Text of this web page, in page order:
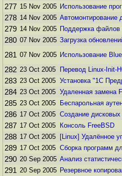
277 15 Nov 2005 Использование
278 14 Nov 2005 Автомонтирование
279 14 Nov 2005 Поддержка файлов
280 07 Nov 2005 Загрузка
281 07 Nov 2005 Использование
282 23 Oct 2005 Перевод Linux-Init-
283 23 Oct 2005 Установка "1С
284 23 Oct 2005 Удаленная замена
285 23 Oct 2005 Беспарольная
286 17 Oct 2005 Создание
287 17 Oct 2005 Консоль FreeBSD
288 17 Oct 2005 [Linux] Удалённое
289 17 Oct 2005 Сборка программ
290 20 Sep 2005 Анализ
291 20 Sep 2005 Резервное